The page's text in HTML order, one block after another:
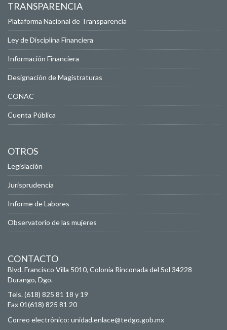
TRANSPARENCIA
Plataforma Nacional de Transparencia
Ley de Disciplina Financiera
Información Financiera
Designación de Magistraturas
CONAC
Cuenta Pública
OTROS
Legislación
Jurisprudencia
Informe de Labores
Observatorio de las mujeres
CONTACTO
Blvd. Francisco Villa 5010, Colonia Rinconada del Sol 34228
Durango, Dgo.
Tels. (618) 825 81 18 y 19
Fax 01(618) 825 81 20
Correo electrónico: unidad.enlace@tedgo.gob.mx